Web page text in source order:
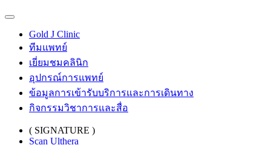
Gold J Clinic
ทีมแพทย์
เยี่ยมชมคลินิก
อุปกรณ์การแพทย์
ข้อมูลการเข้ารับบริการและการเดินทาง
กิจกรรมวิชาการและสื่อ
( SIGNATURE )
Scan Ulthera